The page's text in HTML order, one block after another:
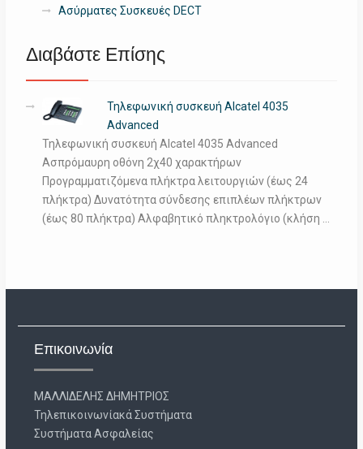
Ασύρματες Συσκευές DECT
Διαβάστε Επίσης
Τηλεφωνική συσκευή Alcatel 4035
Advanced
Τηλεφωνική συσκευή Alcatel 4035 Advanced
Ασπρόμαυρη οθόνη 2χ40 χαρακτήρων
Προγραμματιζόμενα πλήκτρα λειτουργιών (έως 24
πλήκτρα) Δυνατότητα σύνδεσης επιπλέων πλήκτρων
(έως 80 πλήκτρα) Αλφαβητικό πληκτρολόγιο (κλήση …
Επικοινωνία
ΜΑΛΛΙΔΕΛΗΣ ΔΗΜΗΤΡΙΟΣ
Τηλεπικοινωνίακά Συστήματα
Συστήματα Ασφαλείας